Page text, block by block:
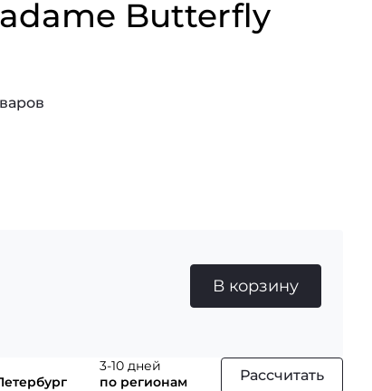
Butterfly
В корзину
3-10 дней
по регионам
Рассчитать